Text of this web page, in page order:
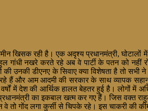
खिसक रही है। एक अदृश्य प्रधानमंत्री, घोटालों में
गांधी नखरे करते रहे अब वे पार्टी के पतन को
डीएनए के सिवाए क्या विशेषता है तो सभी
और आम आदमी की सरकार के साथ व्यापक
में देश की आर्थिक हालत बेहतर हुई है। लोगों
का इकबाल खत्म कर गए हैं। जिस वक्त
गोंद लगा कुर्सी से चिपके रहे। इस चाकरी की